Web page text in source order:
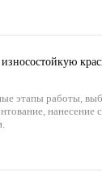
этапы работы,
нанесение